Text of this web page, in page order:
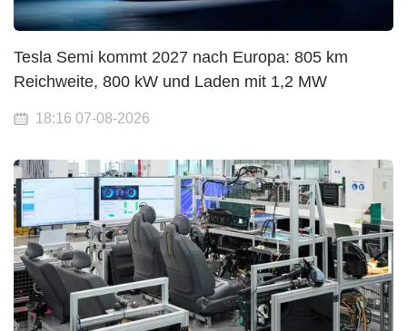
Tesla Semi kommt 2027 nach Europa: 805 km
Reichweite, 800 kW und Laden mit 1,2 MW
18:16 07-08-2026